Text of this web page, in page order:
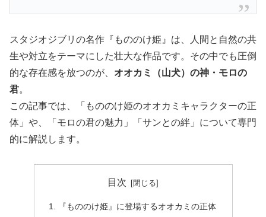
スタジオジブリの名作『もののけ姫』は、人間と自然の共
生や対立をテーマにした壮大な作品です。その中でも圧倒
的な存在感を放つのが、 オオカミ（山犬）の神・モロの
君。
この記事では、「もののけ姫のオオカミキャラクターの正
体」や、「モロの君の魅力」「サンとの絆」について専門
的に解説します。
目次
『もののけ姫』に登場するオオカミの正体